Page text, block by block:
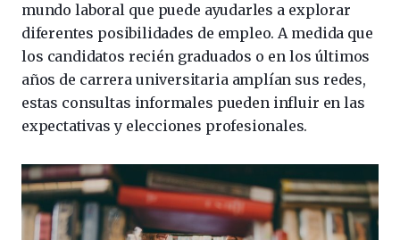
mundo laboral que puede ayudarles a explorar
diferentes posibilidades de empleo. A medida que
los candidatos recién graduados o en los últimos
años de carrera universitaria amplían sus redes,
estas consultas informales pueden influir en las
expectativas y elecciones profesionales.